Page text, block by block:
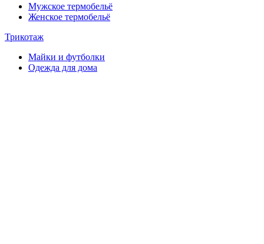
Мужское термобельё
Женское термобельё
Трикотаж
Майки и футболки
Одежда для дома